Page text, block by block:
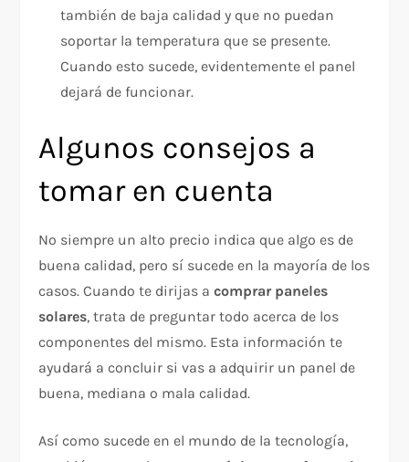
también de baja calidad y que no puedan
soportar la temperatura que se presente.
Cuando esto sucede, evidentemente el panel
dejará de funcionar.
Algunos consejos a
tomar en cuenta
No siempre un alto precio indica que algo es de
buena calidad, pero sí sucede en la mayoría de los
casos. Cuando te dirijas acomprar paneles
solares, trata de preguntar todo acerca de los
componentes del mismo. Esta información te
ayudará a concluir si vas a adquirir un panel de
buena, mediana o mala calidad.
Así como sucede en el mundo de la tecnología,